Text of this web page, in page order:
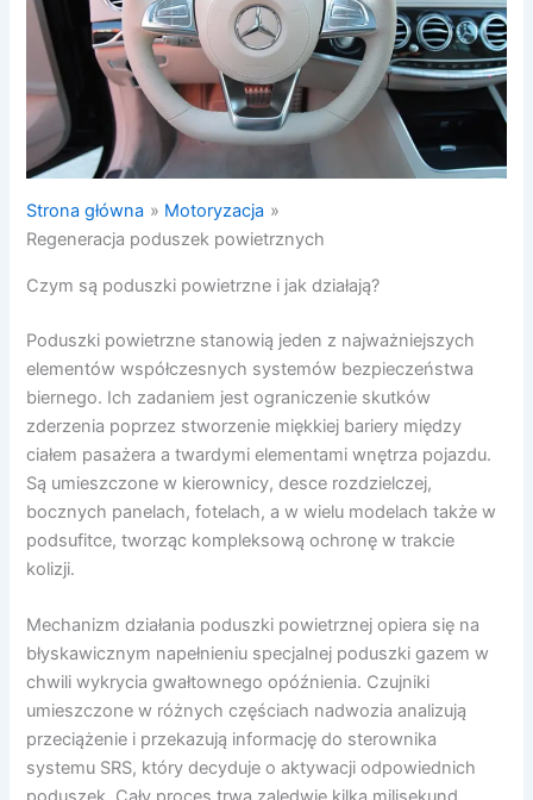
Strona główna
Motoryzacja
Regeneracja poduszek powietrznych
Czym są poduszki powietrzne i jak działają?
Poduszki powietrzne stanowią jeden z najważniejszych
elementów współczesnych systemów bezpieczeństwa
biernego. Ich zadaniem jest ograniczenie skutków
zderzenia poprzez stworzenie miękkiej bariery między
ciałem pasażera a twardymi elementami wnętrza pojazdu.
Są umieszczone w kierownicy, desce rozdzielczej,
bocznych panelach, fotelach, a w wielu modelach także w
podsufitce, tworząc kompleksową ochronę w trakcie
kolizji.
Mechanizm działania poduszki powietrznej opiera się na
błyskawicznym napełnieniu specjalnej poduszki gazem w
chwili wykrycia gwałtownego opóźnienia. Czujniki
umieszczone w różnych częściach nadwozia analizują
przeciążenie i przekazują informację do sterownika
systemu SRS, który decyduje o aktywacji odpowiednich